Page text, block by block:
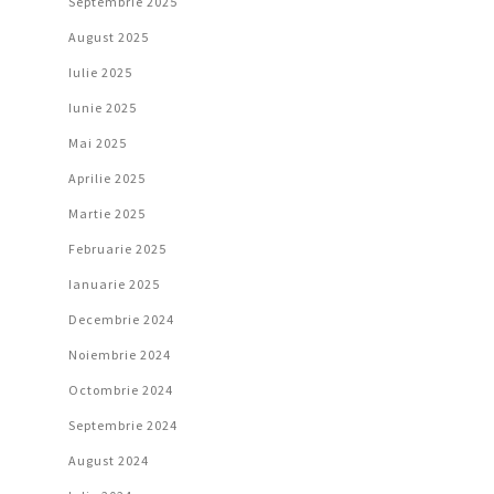
August 2025
Iulie 2025
Iunie 2025
Mai 2025
Aprilie 2025
Martie 2025
Februarie 2025
Ianuarie 2025
Decembrie 2024
Noiembrie 2024
Octombrie 2024
Septembrie 2024
August 2024